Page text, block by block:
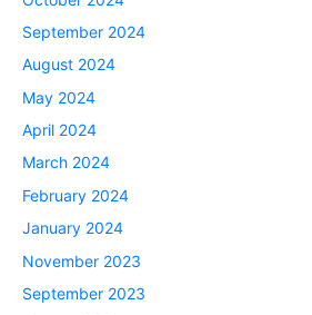
September 2024
August 2024
May 2024
April 2024
March 2024
February 2024
January 2024
November 2023
September 2023